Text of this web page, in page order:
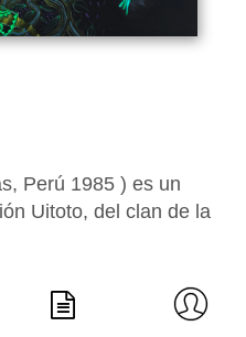
Perú 1985 ) es un
Uitoto, del clan de la